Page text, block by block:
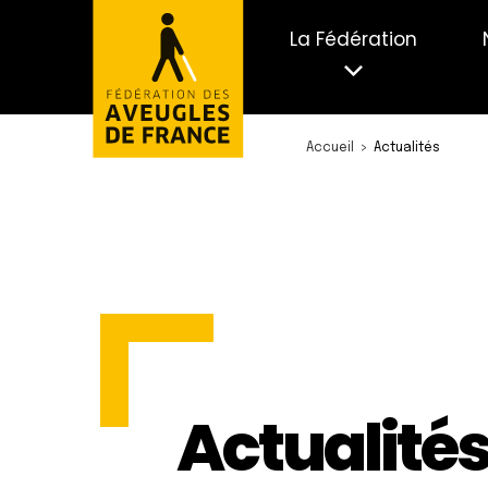
La Fédération
Accueil Actualités